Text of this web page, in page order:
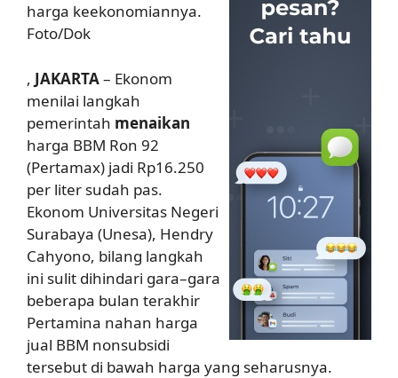
harga keekonomiannya.
Foto/Dok
, JAKARTA– Ekonom
menilai langkah
pemerintah menaikan
harga BBM Ron 92
(Pertamax) jadi Rp16.250
per liter sudah pas.
Ekonom Universitas Negeri
Surabaya (Unesa), Hendry
Cahyono, bilang langkah
ini sulit dihindari gara–gara
beberapa bulan terakhir
Pertamina nahan harga
jual BBM nonsubsidi
tersebut di bawah harga yang seharusnya.